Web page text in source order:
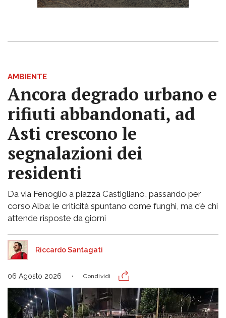
AMBIENTE
Ancora degrado urbano e
rifiuti abbandonati, ad
Asti crescono le
segnalazioni dei
residenti
Da via Fenoglio a piazza Castigliano, passando per
corso Alba: le criticità spuntano come funghi, ma c'è chi
attende risposte da giorni
Riccardo Santagati
06 Agosto 2026 Condividi